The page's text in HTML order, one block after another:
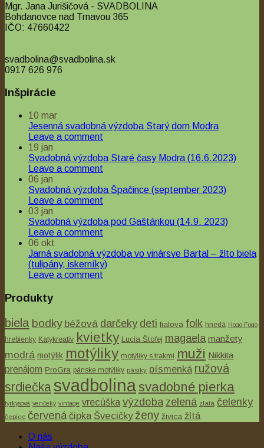
Quick View
Nie je na sklade
Svadobní hostia
Detský motýlik a traky Mr. Kšando Jr.
€18.00
Mgr. Jana Jurišičová - SVADBOLINA
Bohdanovce nad Trnavou 365
IČO: 47660422
svadbolina@svadbolina.sk
0917 626 976
Inšpirácie
10 mar
Jesenná svadobná výzdoba Starý dom Modra
Leave a comment
19 jan
Svadobná výzdoba Staré časy Modra (16.6.2023)
Leave a comment
06 jan
Svadobná výzdoba Špačince (september 2023)
Leave a comment
03 jan
Svadobná výzdoba pod Gaštánkou (14.9. 2023)
Leave a comment
06 okt
Jarná svadobná výzdoba vo vinársve Bartal – žlto biela
(tulipány, iskerníky)
Leave a comment
Produkty
biela bodky béžová darčeky deti fialová folk hnedá Hogo Fogo
hrebienky Katykreativ kvietky Lucia Štofej magaela manžety
modrá motýlik motýliky motýliky s trakmi muži Nikkita
prenájom ProGra pánske motýliky pásiky písmenká ružová
srdiečkasvadbolina svadobné pierka
tyrkysová venčeky vintage vrecúška výzdoba zelená zlatá čelenky
čepiec červená čipka Švecičky ženy živica žltá
O nás